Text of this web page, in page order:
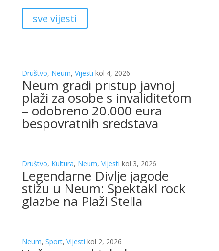
sve vijesti
Društvo, Neum, Vijesti kol 4, 2026
Neum gradi pristup javnoj
plaži za osobe s invaliditetom
– odobreno 20.000 eura
bespovratnih sredstava
Društvo, Kultura, Neum, Vijesti kol 3, 2026
Legendarne Divlje jagode
stižu u Neum: Spektakl rock
glazbe na Plaži Stella
Neum, Sport, Vijesti kol 2, 2026